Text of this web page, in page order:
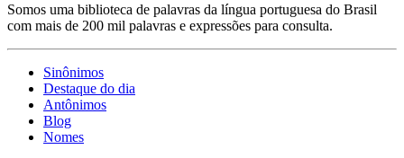
Somos uma biblioteca de palavras da língua portuguesa do Brasil
com mais de 200 mil palavras e expressões para consulta.
Sinônimos
Destaque do dia
Antônimos
Blog
Nomes